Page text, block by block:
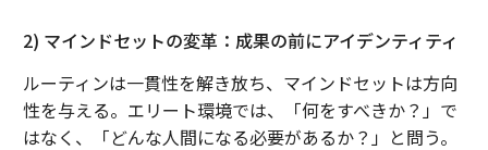
2) マインドセットの変革：成果の前にアイデンティティ
ルーティンは一貫性を解き放ち、マインドセットは方向
性を与える。エリート環境では、「何をすべきか？」で
はなく、「どんな人間になる必要があるか？」と問う。